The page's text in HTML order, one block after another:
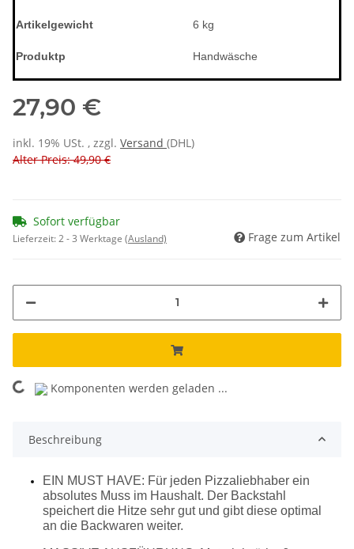
Artikelgewicht 6 kg
Produktp Handwäsche
27,90 €
inkl. 19% USt. , zzgl. Versand (DHL)
Alter Preis: 49,90 €
Sofort verfügbar
Lieferzeit:2 - 3 Werktage (Ausland) Frage zum Artikel
Loading... Komponenten werden geladen ...
Beschreibung
EIN MUST HAVE: Für jeden Pizzaliebhaber ein
absolutes Muss im Haushalt. Der Backstahl
speichert die Hitze sehr gut und gibt diese optimal
an die Backwaren weiter.